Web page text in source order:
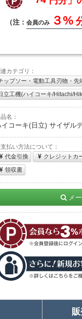
（注： 会員のみ ３%
カテゴリ：
ップソー・電動工具刃物・先
立工機(ハイコーキ/Hitachi/
名：
イコーキ(日立) サイザル
払い方法について：
代金引換
クレジットカ
領収書
メ